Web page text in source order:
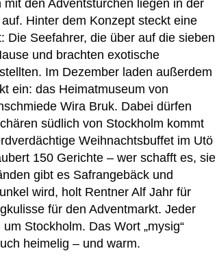
den Adventstürchen liegen in der
Hinter dem Konzept steckt eine
Die Seefahrer, die über auf die sieben
und brachten exotische
Im Dezember laden außerdem
ein: das Heimatmuseum von
Wira Bruk. Dabei dürfen
südlich von Stockholm kommt
Weihnachtsbuffet im Utö
150 Gerichte – wer schafft es, sie
gibt es Safrangebäck und
wird, holt Rentner Alf Jahr für
für den Adventmarkt. Jeder
Stockholm. Das Wort „mysig“
heimelig – und warm.